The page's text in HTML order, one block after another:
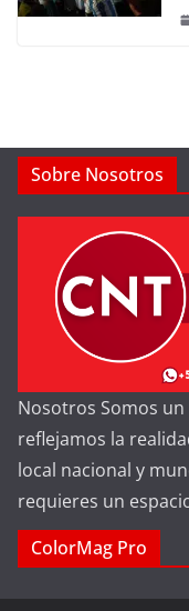
Sobre Nosotros
Nosotros Somos
reflejamos la
local nacional y
requieres un
ColorMag Pro